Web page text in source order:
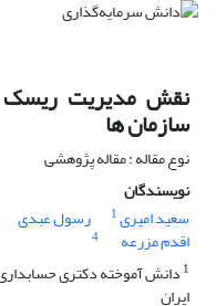
نقش مدیریت ریسک
سازمان ها
نوع مقاله : مقاله پژوهشی
نویسندگان
سعید امیری1 رسول عبدی
اقدم مزرعه
4
1 دانش آموخته دکتری
ایران